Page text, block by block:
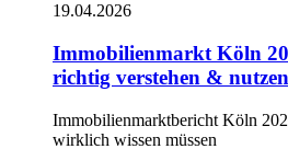
19.04.2026
Immobilienmarkt Köln
richtig verstehen & nutzen
Immobilienmarktbericht Köln
wirklich wissen müssen